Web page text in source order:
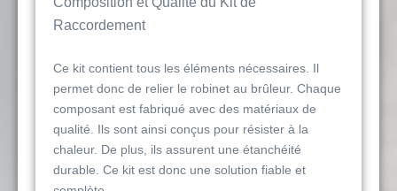
Raccordement
Ce kit contient tous les éléments nécessaires. Il
permet donc de relier le robinet au brûleur. Chaque
composant est fabriqué avec des matériaux de
qualité. Ils sont ainsi conçus pour résister à la
chaleur. De plus, ils assurent une étanchéité
durable. Ce kit est donc une solution fiable et